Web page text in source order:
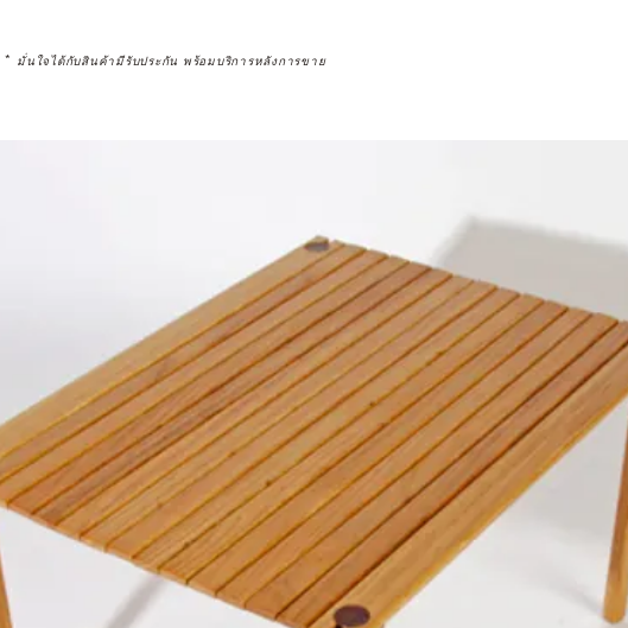
* มั่นใจได้กับสินค้ามีรับประกัน พร้อมบริการหลังการขาย